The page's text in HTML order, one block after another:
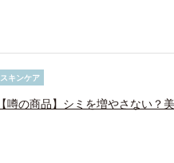
スキンケア
【噂の商品】シミを増やさない？